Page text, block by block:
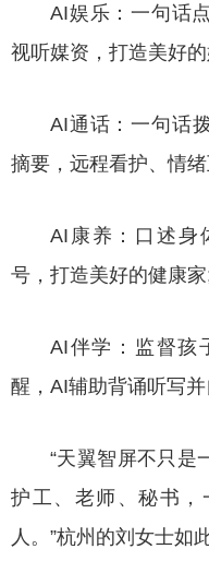
AI娱乐：一句话
视听媒资，打造美好
AI通话：一句话
摘要，远程看护、情
AI康养：口述身
号，打造美好的健康
AI伴学：监督孩
醒，AI辅助背诵听写并
“天翼智屏不只是
护工、老师、秘书
人。”杭州的刘女士如